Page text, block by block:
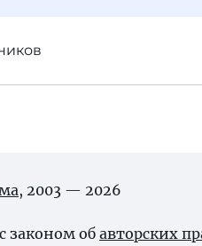
, 2003 — 2026
законом об авторских